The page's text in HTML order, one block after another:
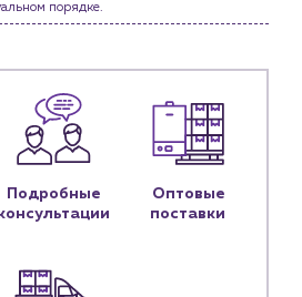
порядке.
Подробные
Оптовые
поставки